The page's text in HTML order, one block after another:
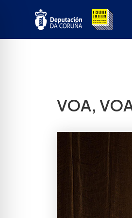
VOA,